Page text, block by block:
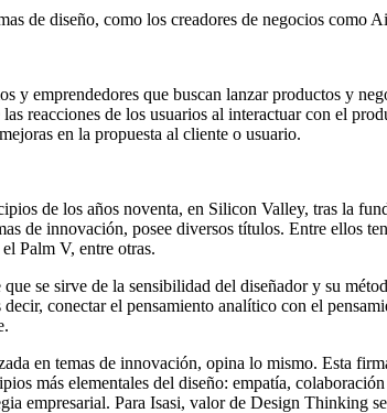
de diseño, como los creadores de negocios como
y emprendedores que buscan lanzar productos y
reacciones de los usuarios al interactuar con el
en la propuesta al cliente o usuario.
de los años noventa, en Silicon Valley, tras la
de innovación, posee diversos títulos. Entre ellos
Palm V, entre otras.
se sirve de la sensibilidad del diseñador y su
conectar el pensamiento analítico con el
en temas de innovación, opina lo mismo. Esta
más elementales del diseño: empatía,
empresarial. Para Isasi, valor de Design Thinking